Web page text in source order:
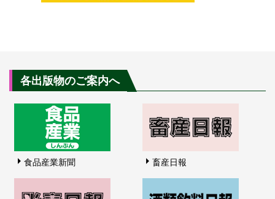
各出版物のご案内へ
食品産業新聞 畜産日報